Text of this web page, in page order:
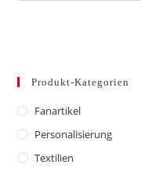
Produkt-Kategorien
Fanartikel
Personalisierung
Textilien